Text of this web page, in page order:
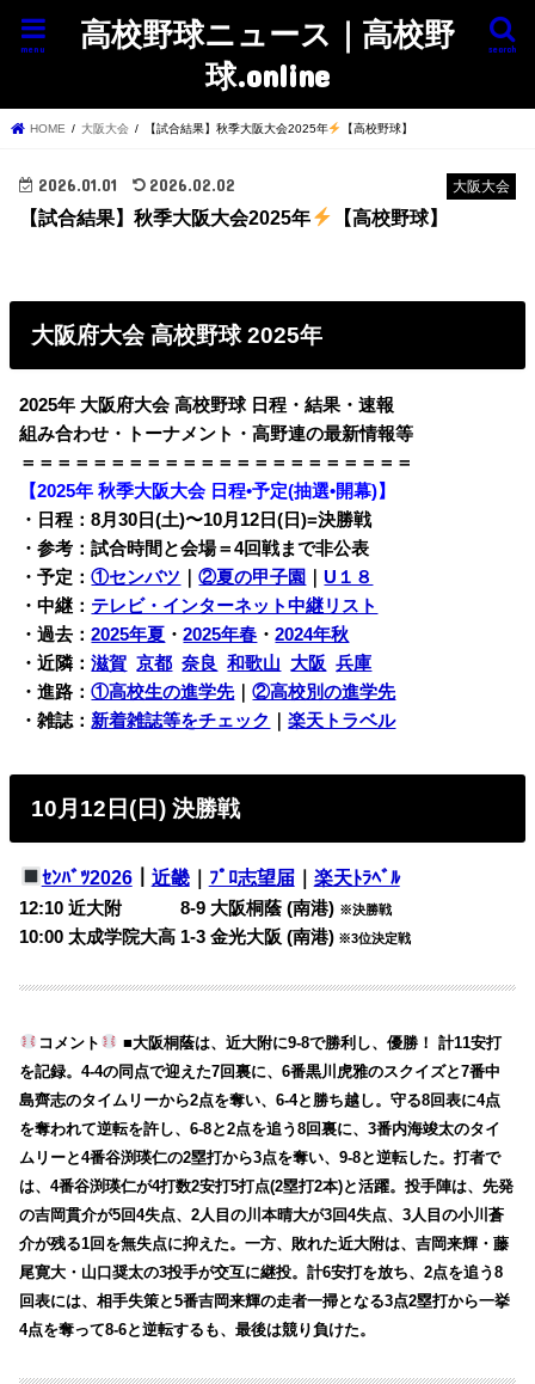
高校野球ニュース｜高校野
球.online
search
menu
HOME 大阪大会 【試合結果】秋季大阪大会2025年 【高校野球】
大阪大会
2026.01.01 2026.02.02
【試合結果】秋季大阪大会2025年 【高校野球】
大阪府大会 高校野球 2025年
2025年 大阪府大会 高校野球 日程・結果・速報
組み合わせ・トーナメント・高野連の最新情報等
＝＝＝＝＝＝＝＝＝＝＝＝＝＝＝＝＝＝＝＝＝＝
【2025年 秋季大阪大会 日程•予定(抽選•開幕)】
・日程：8月30日(土)〜10月12日(日)=決勝戦
・参考：試合時間と会場＝4回戦まで非公表
・予定：①センバツ ｜②夏の甲子園 ｜U１８
・中継： テレビ・インターネット中継リスト
・過去：2025年夏 ・2025年春 ・2024年秋
・近隣：滋賀 京都 奈良 和歌山 大阪 兵庫
・進路：①高校生の進学先｜②高校別の進学先
・雑誌： 新着雑誌等をチェック ｜楽天トラベル
10月12日(日) 決勝戦
ｾﾝﾊﾞﾂ2026｜ 近畿｜ ﾌﾟﾛ志望届｜ 楽天ﾄﾗﾍﾞﾙ
12:10 近大附 8-9 大阪桐蔭 (南港) ※決勝戦
10:00 太成学院大高 1-3 金光大阪 (南港) ※3位決定戦
コメント
■大阪桐蔭は、近大附に9-8で勝利し、優勝！ 計11安打
を記録。4-4の同点で迎えた7回裏に、6番黒川虎雅のスクイズと7番中
島齊志のタイムリーから2点を奪い、6-4と勝ち越し。守る8回表に4点
を奪われて逆転を許し、6-8と2点を追う8回裏に、3番内海竣太のタイ
ムリーと4番谷渕瑛仁の2塁打から3点を奪い、9-8と逆転した。打者で
は、4番谷渕瑛仁が4打数2安打5打点(2塁打2本)と活躍。投手陣は、先発
の吉岡貫介が5回4失点、2人目の川本晴大が3回4失点、3人目の小川蒼
介が残る1回を無失点に抑えた。一方、敗れた近大附は、吉岡来輝・藤
尾寛大・山口奨太の3投手が交互に継投。計6安打を放ち、2点を追う8
回表には、相手失策と5番吉岡来輝の走者一掃となる3点2塁打から一挙
4点を奪って8-6と逆転するも、最後は競り負けた。